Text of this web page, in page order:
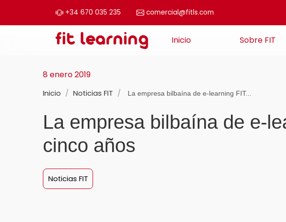
+34 670 035 235 comercial@fitls.com
Saltar al contenido
Navegación principal Inicio Sobre FIT
8 enero 2019
Inicio / Noticias FIT / La empresa bilbaína de e-learning FIT...
La empresa bilbaína de e-
cinco años
Noticias FIT